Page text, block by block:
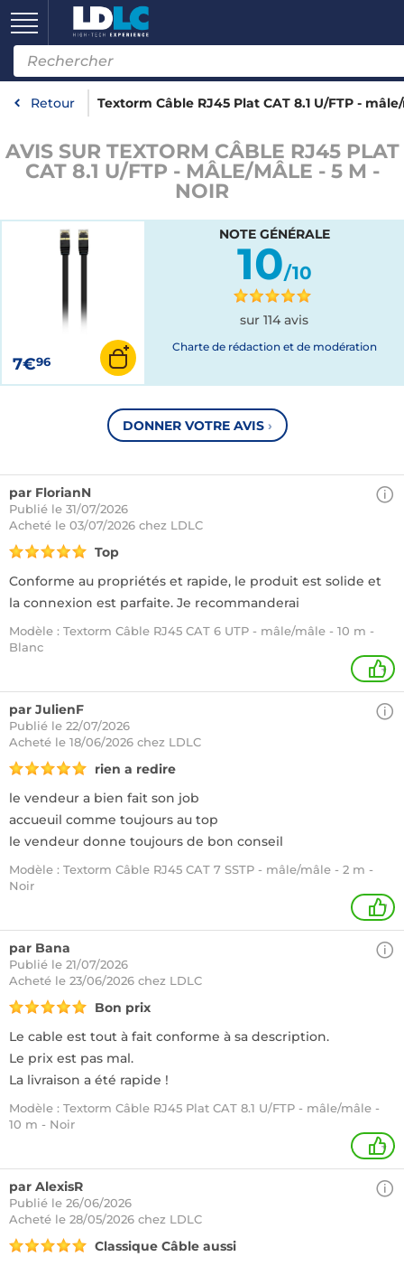
Retour Textorm Câble RJ45 Plat CAT 8.1 U/FTP -
AVIS SUR TEXTORM CÂBLE RJ45 PLAT
CAT 8.1 U/FTP - MÂLE/MÂLE - 5 M -
NOIR
7€96
NOTE GÉNÉRALE
10/10
sur 114 avis
Charte de rédaction et de modération
DONNER VOTRE AVIS ›
par FlorianN
Publié le 31/07/2026
Acheté le 03/07/2026 chez LDLC
Top
Conforme au propriétés et rapide, le produit est solide et
la connexion est parfaite. Je recommanderai
Modèle : Textorm Câble RJ45 CAT 6 UTP - mâle/mâle - 10 m -
Blanc
+
par JulienF
Publié le 22/07/2026
Acheté le 18/06/2026 chez LDLC
rien a redire
le vendeur a bien fait son job
accueuil comme toujours au top
le vendeur donne toujours de bon conseil
Modèle : Textorm Câble RJ45 CAT 7 SSTP - mâle/mâle - 2 m -
Noir
1
par Bana
Publié le 21/07/2026
Acheté le 23/06/2026 chez LDLC
Bon prix
Le cable est tout à fait conforme à sa description.
Le prix est pas mal.
La livraison a été rapide !
Modèle : Textorm Câble RJ45 Plat CAT 8.1 U/FTP - mâle/mâle -
10 m - Noir
+
par AlexisR
Publié le 26/06/2026
Acheté le 28/05/2026 chez LDLC
Classique Câble aussi